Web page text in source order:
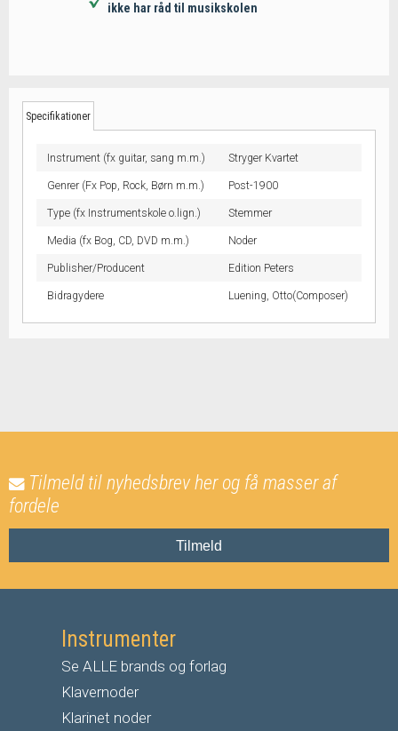
ikke har råd til musikskolen
Specifikationer
Instrument (fx guitar, sang m.m.) Stryger Kvartet
Genrer (Fx Pop, Rock, Børn m.m.) Post-1900
Type (fx Instrumentskole o.lign.) Stemmer
Media (fx Bog, CD, DVD m.m.) Noder
Publisher/Producent Edition Peters
Bidragydere Luening, Otto(Composer)
Tilmeld til nyhedsbrev her og få masser af
fordele
Tilmeld
Instrumenter
Se ALLE brands og forlag
Klavernoder
Klarinet noder